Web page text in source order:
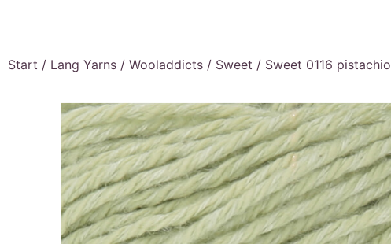
Start / Lang Yarns / Wooladdicts / Sweet / Sweet 0116 pistachio